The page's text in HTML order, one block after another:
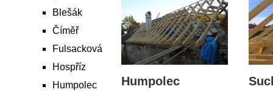
Blešák
Číměř
Fulsacková
Hospříz
Humpolec
Humpolec